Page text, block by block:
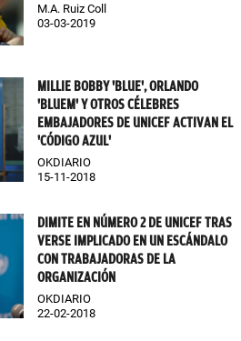
M.A. Ruiz Coll
03-03-2019
MILLIE BOBBY 'BLUE', ORLANDO
'BLUEM' Y OTROS CÉLEBRES
EMBAJADORES DE UNICEF ACTIVAN EL
'CÓDIGO AZUL'
OKDIARIO
15-11-2018
DIMITE EN NÚMERO 2 DE UNICEF TRAS
VERSE IMPLICADO EN UN ESCÁNDALO
CON TRABAJADORAS DE LA
ORGANIZACIÓN
OKDIARIO
22-02-2018